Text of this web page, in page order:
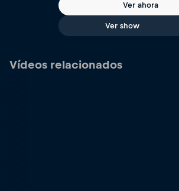
Ver ahora
Ver show
Vídeos relacionados